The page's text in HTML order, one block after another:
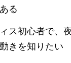
る
ス初心者で、
きを知りたい